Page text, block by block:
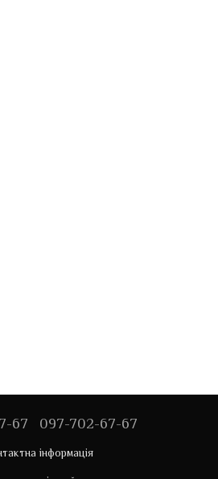
67 097-702-67-67
інформація